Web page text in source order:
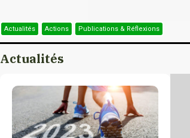
Burkina Faso
Burundi
Cambodge
Tahoua
Tillabéri
Zinder
Actualités Actions Publications & Réflexions
Actualités